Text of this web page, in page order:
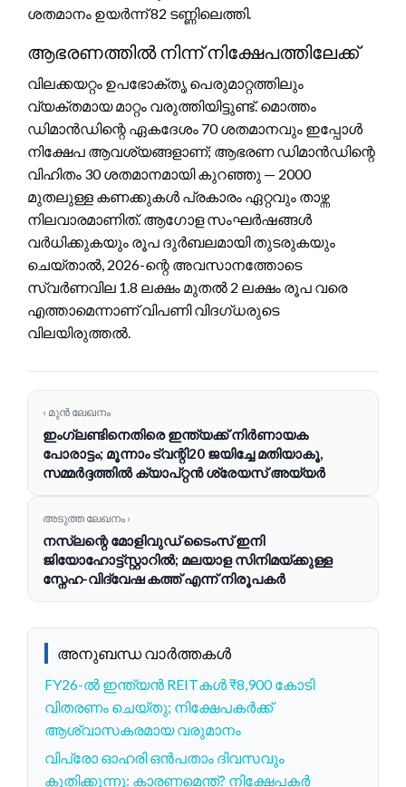
ശതമാനം ഉയർന്ന് 82 ടണ്ണിലെത്തി.
ആഭരണത്തിൽ നിന്ന് നിക്ഷേപത്തിലേക്ക്
വിലക്കയറ്റം ഉപഭോക്തൃ പെരുമാറ്റത്തിലും
വ്യക്തമായ മാറ്റം വരുത്തിയിട്ടുണ്ട്. മൊത്തം
ഡിമാൻഡിന്റെ ഏകദേശം 70 ശതമാനവും ഇപ്പോൾ
നിക്ഷേപ ആവശ്യങ്ങളാണ്; ആഭരണ ഡിമാൻഡിന്റെ
വിഹിതം 30 ശതമാനമായി കുറഞ്ഞു — 2000
മുതലുള്ള കണക്കുകൾ പ്രകാരം ഏറ്റവും താഴ്ന്ന
നിലവാരമാണിത്. ആഗോള സംഘർഷങ്ങൾ
വർധിക്കുകയും രൂപ ദുർബലമായി തുടരുകയും
ചെയ്താൽ, 2026-ന്റെ അവസാനത്തോടെ
സ്വർണവില 1.8 ലക്ഷം മുതൽ 2 ലക്ഷം രൂപ വരെ
എത്താമെന്നാണ് വിപണി വിദഗ്ധരുടെ
വിലയിരുത്തൽ.
‹ മുൻ ലേഖനം
ഇംഗ്ലണ്ടിനെതിരെ ഇന്ത്യക്ക് നിർണായക
പോരാട്ടം; മൂന്നാം ട്വന്റി20 ജയിച്ചേ മതിയാകൂ,
സമ്മർദ്ദത്തിൽ ക്യാപ്റ്റൻ ശ്രേയസ് അയ്യർ
അടുത്ത ലേഖനം ›
നസ്‌ലന്റെ മോളിവുഡ് ടൈംസ് ഇനി
ജിയോഹോട്ട്‌സ്റ്റാറിൽ; മലയാള സിനിമയ്ക്കുള്ള
സ്നേഹ-വിദ്വേഷ കത്ത് എന്ന് നിരൂപകർ
അനുബന്ധ വാർത്തകൾ
FY26-ൽ ഇന്ത്യൻ REITകൾ ₹8,900 കോടി
വിതരണം ചെയ്തു; നിക്ഷേപകർക്ക്
ആശ്വാസകരമായ വരുമാനം
വിപ്രോ ഓഹരി ഒൻപതാം ദിവസവും
കുതിക്കുന്നു: കാരണമെന്ത്? നിക്ഷേപകർ